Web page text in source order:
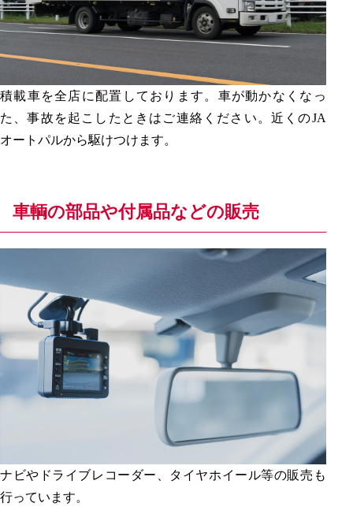
積載車を全店に配置しております。車が動かなくなっ
た、事故を起こしたときはご連絡ください。近くのJA
オートパルから駆けつけます。
車輌の部品や付属品などの販売
ナビやドライブレコーダー、タイヤホイール等の販売も
行っています。